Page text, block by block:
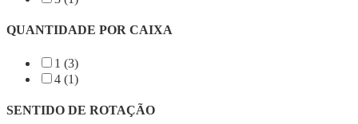
QUANTIDADE POR CAIXA
1 (3)
4 (1)
SENTIDO DE ROTAÇÃO